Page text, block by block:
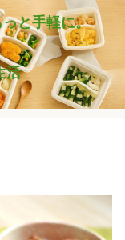
と手軽に。
活